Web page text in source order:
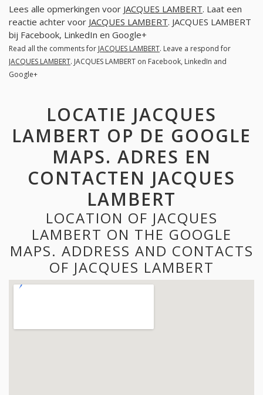
Lees alle opmerkingen voor JACQUES LAMBERT. Laat een
reactie achter voor JACQUES LAMBERT. JACQUES LAMBERT
bij Facebook, LinkedIn en Google+
Read all the comments for JACQUES LAMBERT. Leave a respond for
JACQUES LAMBERT. JACQUES LAMBERT on Facebook, LinkedIn and
Google+
LOCATIE JACQUES
LAMBERT OP DE GOOGLE
MAPS. ADRES EN
CONTACTEN JACQUES
LAMBERT
LOCATION OF JACQUES
LAMBERT ON THE GOOGLE
MAPS. ADDRESS AND CONTACTS
OF JACQUES LAMBERT